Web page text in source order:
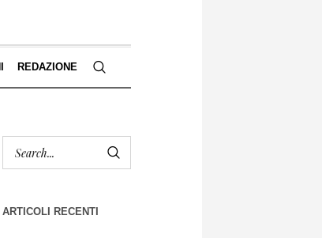
REDAZIONE
ARTICOLI RECENTI